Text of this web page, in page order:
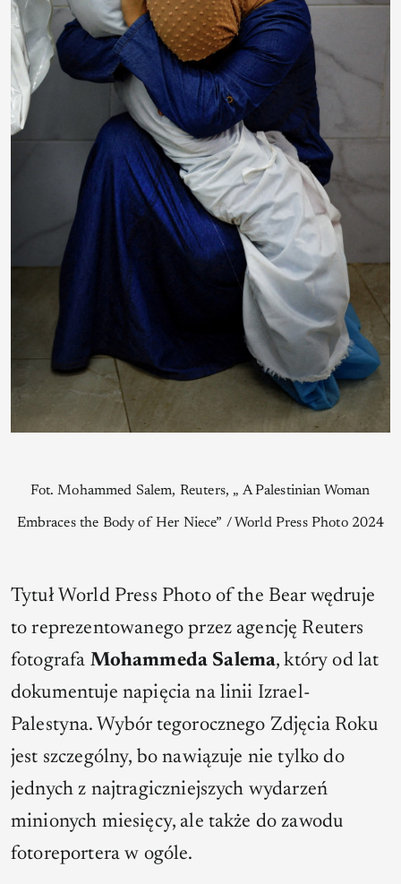
Fot. Mohammed Salem, Reuters, „ A Palestinian Woman
Embraces the Body of Her Niece” / World Press Photo 2024
Tytuł World Press Photo of the Bear wędruje
to reprezentowanego przez agencję Reuters
fotografa Mohammeda Salema, który od lat
dokumentuje napięcia na linii Izrael-
Palestyna. Wybór tegorocznego Zdjęcia Roku
jest szczególny, bo nawiązuje nie tylko do
jednych z najtragiczniejszych wydarzeń
minionych miesięcy, ale także do zawodu
fotoreportera w ogóle.